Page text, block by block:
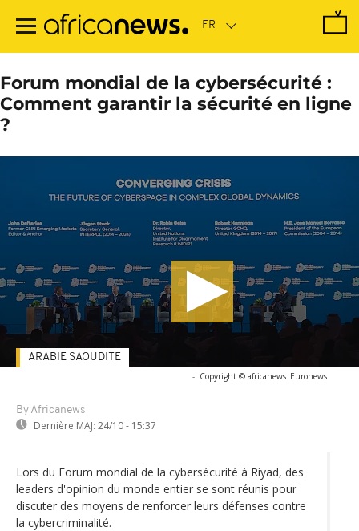
contenu
Forum mondial de la cybersécurité :
Comment garantir la sécurité en ligne
?
- Copyright © africanews Euronews
By Africanews
Dernière MAJ: 24/10 - 15:37
ARABIE SAOUDITE
Lors du Forum mondial de la cybersécurité à Riyad, des
leaders d'opinion du monde entier se sont réunis pour
discuter des moyens de renforcer leurs défenses contre
la cybercriminalité.